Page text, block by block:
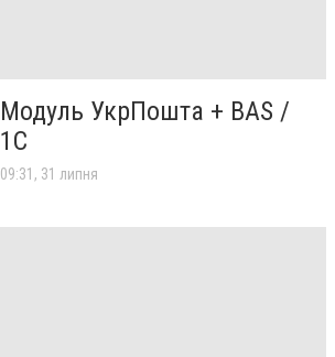
Модуль УкрПошта + BAS /
1C
09:31, 31 липня